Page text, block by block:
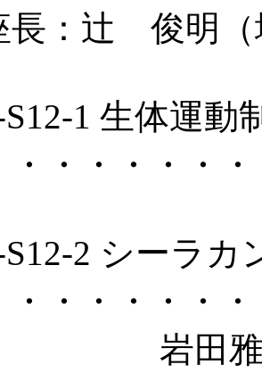
長：辻 俊明（
S12-1 生体運動
・・・・・・
S12-2 シーラ
・・・・・・
田雅光（ふ